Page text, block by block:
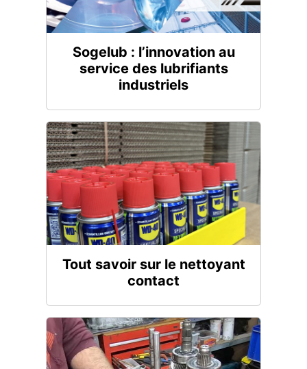
Sogelub : l’innovation au
service des lubrifiants
industriels
Tout savoir sur le nettoyant
contact